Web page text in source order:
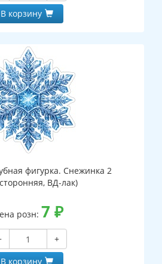
В корзину
фигурка. Снежинка 2
ВД-лак)
розн: 7 ₽
+
В корзину